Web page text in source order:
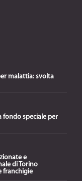
malattia: svolta
fondo speciale per
e
di Torino
franchigie